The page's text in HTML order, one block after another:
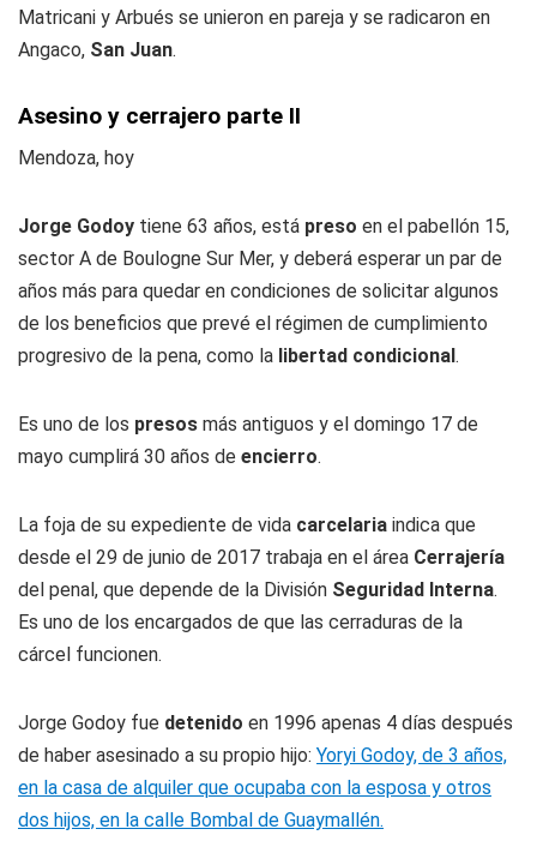
Matricani y Arbués se unieron en pareja y se radicaron en
Angaco, San Juan.
Asesino y cerrajero parte II
Mendoza, hoy
Jorge Godoy tiene 63 años, está preso en el pabellón 15,
sector A de Boulogne Sur Mer, y deberá esperar un par de
años más para quedar en condiciones de solicitar algunos
de los beneficios que prevé el régimen de cumplimiento
progresivo de la pena, como la libertad condicional.
Es uno de los presos más antiguos y el domingo 17 de
mayo cumplirá 30 años de encierro.
La foja de su expediente de vida carcelaria indica que
desde el 29 de junio de 2017 trabaja en el área Cerrajería
del penal, que depende de la División Seguridad Interna.
Es uno de los encargados de que las cerraduras de la
cárcel funcionen.
Jorge Godoy fue detenido en 1996 apenas 4 días después
de haber asesinado a su propio hijo: Yoryi Godoy, de 3 años,
en la casa de alquiler que ocupaba con la esposa y otros
dos hijos, en la calle Bombal de Guaymallén.